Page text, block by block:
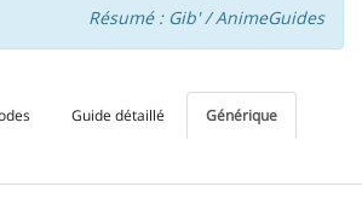
Résumé : Gib' / AnimeGuides
Guide détaillé Générique